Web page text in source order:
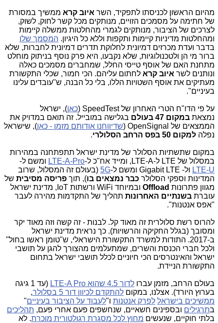
מהיום הראשון לכניסתו לתפקיד, השר איוב קרא ממשיך במסורת
של חתימה על מסמכים הזויים, מנותקים מכל קשר לחוק, לשוק,
לצרכים של הציבור, מנותקים לגמרי מהחלטות ממשלה קיימות
ומהחלטות מדיניות קיימות ותקפות וללא כל היגיון. המסמך שלו
בדבר ועדת מכרזים דמיונית לחלוקת תדרים דמיונית לחברות, שלא
ברור מי הן ולטכנולוגיות, שלא נקבעו, היא פרק נוסף בניתוק מוחלט
מתחנת האם של אוסף טייסי החלל, שמחברים מסמכים כאלה
ונותנים לשר איוב קרא לחתום עליהם. הכי חמור, שכלי התקשורת
מעתיקים את אוסף השטויות הללו, בלי כל הבנה, ש"עובדים עלינו
בעיניים".
על פי הדו"ח הטרי האחרון של SpeedTest ( כאן), ישראל
נמצאת במקום 47 בעולם
בגלישה במובייל. זה תואם במדויק את
הממצאים של OpenSignal (
שדיווחנו אודותם מזמן - כאן), שישראל
נפלה למקום 50 בפס הרחב הסלולרי .
במקום שתשתיות הסלולר של מדינת ישראל תתפתחנה במהירות
במסלול של LTE ל-LTE-A, ומייד אח"כ ל-
LTE-A-Pro ומשם ל-
LTE-U ול- Gigabit LTE ומשם ל- 5G (בעולם זה המסלול, שרוב
המדינות וספקי הסלולר כבר נמצאים בו), תוך פריסה מסיבית של
מגוון פתרונות Offload
ובמיוחד WiFi ורשתות IoT, מדינת ישראל
עוברת בשנתיים האחרונות תהליך של התקדמות מהירה לעבר
"אפס אנטנות".
להרוס רשת סלולרית זה מאוד קל. לבנות - זה קשה וזה מאוד יקר
ומסובך (בגלל החקיקה והרשויות). כך נראית מדינת ישראל
ב-2017. התודות למשרד התקשורת הישראלי, ש"טומן ראשו בחול"
ולכל חברי הכנסת והשרים, שמתעלמים מהצורך להגן על תושבי
ישראל והאינטרסים הכי חיוניים לכלל תושבי ישראל בתחום
התקשורת הניידת.
בעולם הרחב, מזמן עברו לדור 4.5 שהוא LTE-A Pro
(עד 1 גיגה
בערוץ היורד). אצלנו, במקום להתקדם לכיוון דור 5 בסלולר
,
ממשיכים בישראל לפרק אנטנות ו"לעבוד על הציבור בעיניים"
בתרגילים ובספינים חשאיים, שנחשפים פעם אחרי פעם, תהליכים
בלתי חוקיים, שנעשים מחוץ לכל מסגרת רגולטורית מוכרת. לא